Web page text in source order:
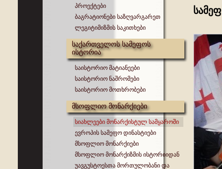
პროექტები
ბაგრატიონები საზღვარგარეთ
ლეგიტიმიზმის საკითხები
საქართველოს სამეფოს
ისტორია
საისტორიო მატიანეები
საისტორიო ნაშრომები
საისტორიო მოთხრობები
მსოფლიო მონარქიები
სიახლეები მონარქისტულ სამყაროში
ევროპის სამეფო დინასტიები
მსოფლიო მონარქიები
მსოფლიო მონარქიზმის ისტორიიდან
უავგუსტოესთა მორთულობანი და